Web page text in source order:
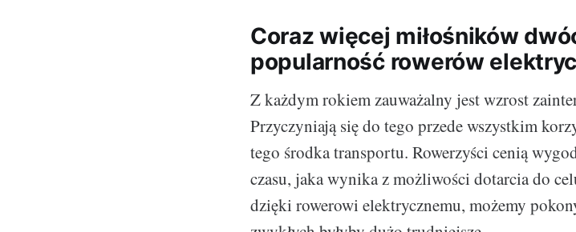
Coraz więcej miłośników
popularność rowerów
Z każdym rokiem zauważalny jest wzrost
Przyczyniają się do tego przede wszystkim
tego środka transportu. Rowerzyści cenią
czasu, jaka wynika z możliwości dotarcia do
dzięki rowerowi elektrycznemu, możemy